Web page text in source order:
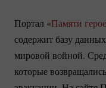
Портал «Памяти
содержит базу
мировой войной.
которые